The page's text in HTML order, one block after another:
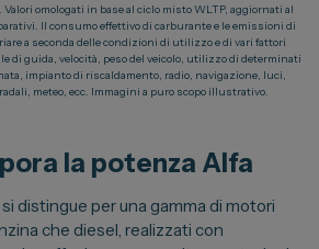
Valori omologati in base al ciclo misto WLTP, aggiornati al
Il consumo effettivo di carburante e le emissioni di
a seconda delle condizioni di utilizzo e di vari fattori
di guida, velocità, peso del veicolo, utilizzo di determinati
impianto di riscaldamento, radio, navigazione, luci,
meteo, ecc. Immagini a puro scopo illustrativo.
la potenza Alfa
distingue per una gamma di motori
che diesel, realizzati con